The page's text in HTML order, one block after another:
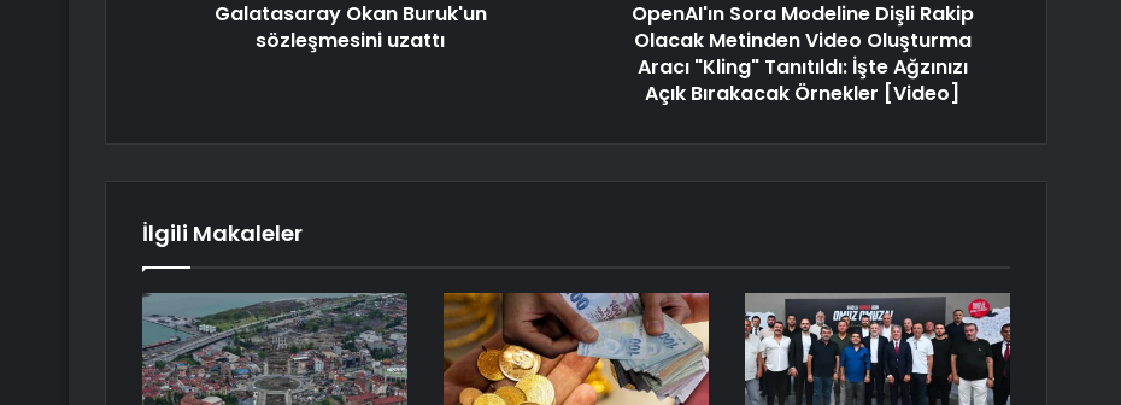
Galatasaray Okan Buruk'un
sözleşmesini uzattı
OpenAI'ın Sora Modeline Dişli Rakip
Olacak Metinden Video Oluşturma
Aracı "Kling" Tanıtıldı: İşte Ağzınızı
Açık Bırakacak Örnekler [Video]
İlgili Makaleler